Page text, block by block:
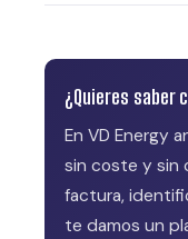
¿Quieres saber
En VD Energy
sin coste y sin
factura,
te damos un